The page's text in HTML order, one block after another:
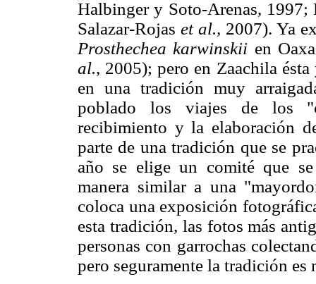
Halbinger y Soto-Arenas, 1997;
Salazar-Rojas et al., 2007). Ya
Prosthechea karwinskii en
al., 2005); pero en Zaachila
en una tradición muy
poblado los viajes de los
recibimiento y la elaboración
parte de una tradición que se
año se elige un comité que
manera similar a una
coloca una exposición
esta tradición, las fotos más
personas con garrochas
pero seguramente la tradición es